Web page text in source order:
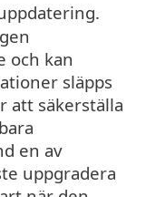
och kan
släpps
att säkerställa
en av
uppgradera